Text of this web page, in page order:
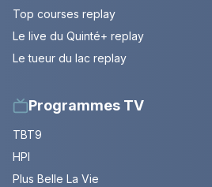
Top courses replay
Le live du Quinté+ replay
Le tueur du lac replay
Programmes TV
TBT9
HPI
Plus Belle La Vie